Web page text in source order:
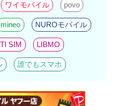
ワイモバイル povo
mineo NUROモバイル
SIM LIBMO
誰でもスマホ